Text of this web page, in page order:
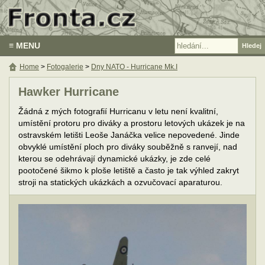
≡ MENU
Hawker Hurricane
Žádná z mých fotografií Hurricanu v letu není kvalitní,
umístění protoru pro diváky a prostoru letových ukázek je na
ostravském letišti Leoše Janáčka velice nepovedené. Jinde
obvyklé umístění ploch pro diváky souběžně s ranvejí, nad
kterou se odehrávají dynamické ukázky, je zde celé
pootočené šikmo k ploše letiště a často je tak výhled zakryt
stroji na statických ukázkách a ozvučovací aparaturou.
Home > Fotogalerie > Dny NATO - Hurricane Mk.I